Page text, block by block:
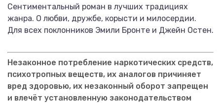
Сентиментальный роман в лучших традициях
жанра. О любви, дружбе, корысти и милосердии.
Для всех поклонников Эмили Бронте и Джейн Остен.
Незаконное потребление наркотических средств,
психотропных веществ, их аналогов причиняет
вред здоровью, их незаконный оборот запрещен
и влечёт установленную законодательством